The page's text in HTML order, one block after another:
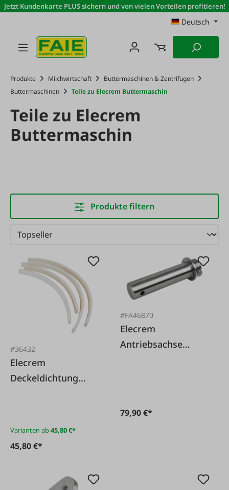
Zum Hauptinhalt springen
Jetzt Kundenkarte PLUS sichern und von vielen Vorteilen profitieren!
Deutsch
Produkte Milchwirtschaft
Buttermaschinen & Zentrifugen
Buttermaschinen
Teile zu Elecrem Buttermaschin
Teile zu Elecrem
Buttermaschin
Produkte filtern
#36432
Elecrem
Deckeldichtung
Varianten ab45,80 €*
45,80 €*
#FA46870
Elecrem
Antriebsachse
79,90 €*